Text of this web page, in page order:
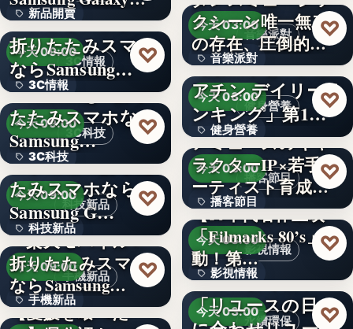
新品開賣
4.1
3C情報
今天 09:00
3C情報
文字
＜ソフトバンク＞
折りたたみスマホ
ならSamsung…
♡
3C科技
今天 09:00
3C科技
文字
＜Samsung＞折り
たたみスマホなら
Samsung…
♡
科技新品
今天 09:00
科技新品
文字
＜ドコモ＞折りた
たみスマホなら
Samsung G…
♡
手機新品
今天 09:00
手機新品
＜楽天モバイル＞
折りたたみスマホ
ならSamsung…
♡
【愛媛を喰べた
文字
音樂派對
今天 03:00
音樂派對
5
クシーン唯一無二
の存在、圧倒的な
カリスマ…
♡
健身營養
今天 03:00
健身營養
文字
【楽天市場「クレ
アチン デイリーラ
ンキング」第1位
獲得(…
♡
播客節目
今天 03:00
播客節目
36年
アミューズのキャ
ラクターIP×若手ア
ーティスト育成コ
ンテ…
♡
影視情報
今天 03:00
影視情報
40
【80年代名作上映
「Filmarks 80’s」始
動！第…
♡
永續環保
今天 03:00
エコスタイル、
「リユースの日」
♡